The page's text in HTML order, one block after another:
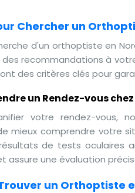
Chercher un
d'un orthoptiste en
recommandations à
des critères clés pour
un Rendez-vous
votre rendez-vous,
mieux comprendre votre
de tests oculaires
assure une évaluation
un Orthoptiste